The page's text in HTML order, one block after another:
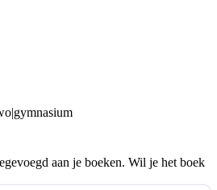
aan je boeken. Wil je het boek